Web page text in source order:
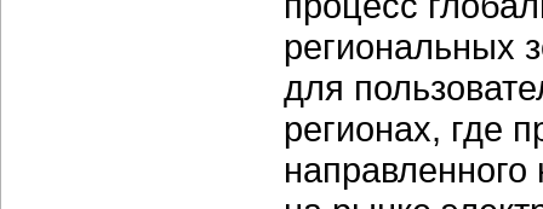
региональных
для
регионах, где